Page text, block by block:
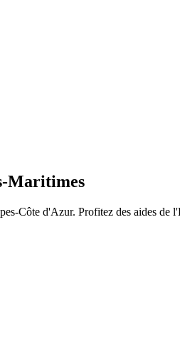
Maritimes
Côte d'Azur. Profitez des aides de